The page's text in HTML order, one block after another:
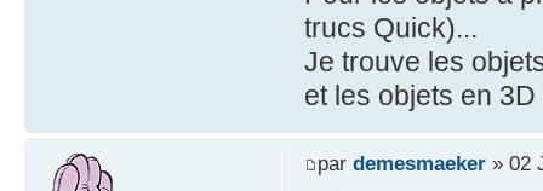
trucs Quick)...
Je trouve les
et les objets en
par demesmaeker» 02